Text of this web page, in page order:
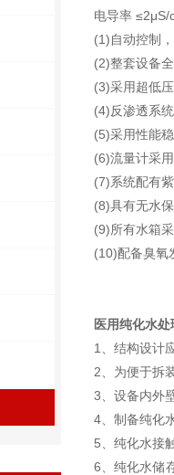
电导率
(1)自动控制
(2)整套设备
(3)采用超低
(4)反渗透系
(5)采用性能
(6)流量计采
(7)系统配有
(8)具有无水
(9)所有水箱
(10)配备臭氧
医用纯化水处
1、结构设计
2、为便于拆
3、设备内外
4、制备纯化
5、纯化水接
6、纯化水储